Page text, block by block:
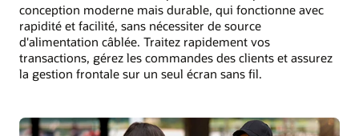
conception moderne mais durable, qui fonctionne avec
rapidité et facilité, sans nécessiter de source
d'alimentation câblée. Traitez rapidement vos
transactions, gérez les commandes des clients et assurez
la gestion frontale sur un seul écran sans fil.